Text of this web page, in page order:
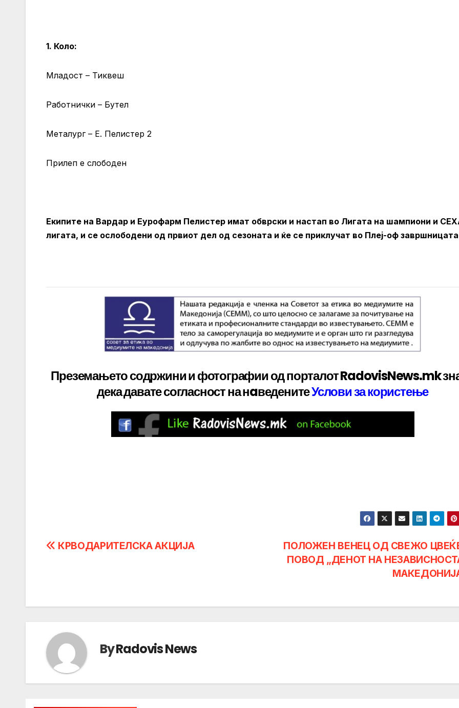
1. Коло:
Младост – Тиквеш
Работнички – Бутел
Металург – Е. Пелистер 2
Прилеп е слободен
Екипите на Вардар и Еурофарм Пелистер имат обврски и настап во Лигата на шампиони и
лигата, и се ослободени од првиот дел од сезоната и ќе се приклучат во Плеј-оф
Преземањето содржини и фотографии од порталот RadovisNews.mk
дека даватесогласност на нaведенитеУслови за користење
Post
ПОЛОЖЕН ВЕНЕЦ ОД СВЕЖО
ПОВОД „ДЕНОТ НА
КРВОДАРИТЕЛСКА АКЦИЈА
ByRadovis News